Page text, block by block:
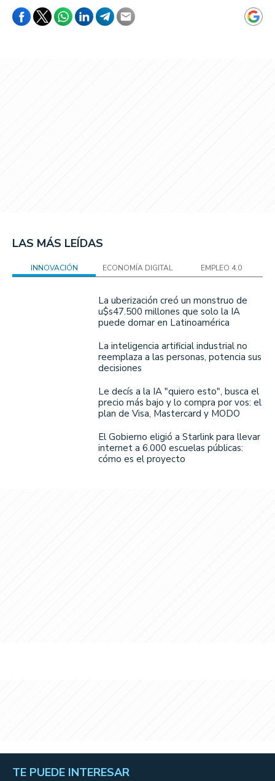
LAS MÁS LEÍDAS
INNOVACIÓN ECONOMÍA DIGITAL EMPLEO 4.0
La uberización creó un monstruo de
u$s47.500 millones que solo la IA
puede domar en Latinoamérica
La inteligencia artificial industrial no
reemplaza a las personas, potencia sus
decisiones
Le decís a la IA "quiero esto", busca el
precio más bajo y lo compra por vos: el
plan de Visa, Mastercard y MODO
El Gobierno eligió a Starlink para llevar
internet a 6.000 escuelas públicas:
cómo es el proyecto
TE PUEDE INTERESAR